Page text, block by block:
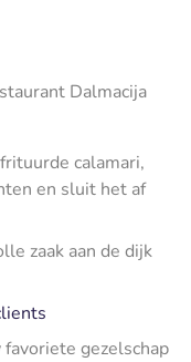
Dalmacija
calamari,
en sluit het af
zaak aan de dijk
gezelschap